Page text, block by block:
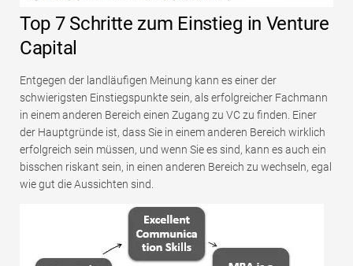
Top 7 Schritte zum Einstieg in Venture
Capital
Entgegen der landläufigen Meinung kann es einer der
schwierigsten Einstiegspunkte sein, als erfolgreicher Fachmann
in einem anderen Bereich einen Zugang zu VC zu finden. Einer
der Hauptgründe ist, dass Sie in einem anderen Bereich wirklich
erfolgreich sein müssen, und wenn Sie es sind, kann es auch ein
bisschen riskant sein, in einen anderen Bereich zu wechseln, egal
wie gut die Aussichten sind.